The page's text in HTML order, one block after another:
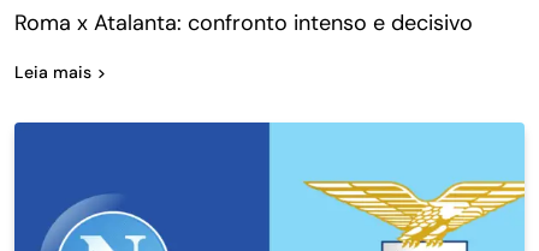
Roma x Atalanta: confronto intenso e decisivo
Leia mais